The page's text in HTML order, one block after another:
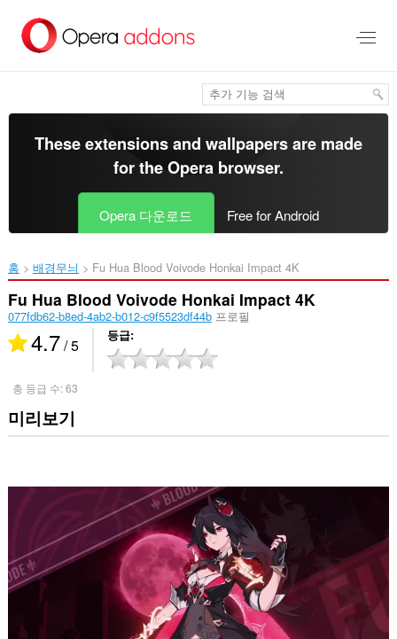
건
These extensions and wallpapers are made
for theOpera browser.
Opera 다운로드 Free for Android
홈 배경무늬 Fu Hua Blood Voivode Honkai Impact 4K‎
Fu Hua Blood Voivode Honkai Impact 4K
077fdb62-b8ed-4ab2-b012-c9f5523df44b프로필
4.7/ 5 등급
총 등급 수:63
미리보기